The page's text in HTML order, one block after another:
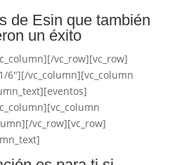
de Esin que también
un éxito
vc_row][vc_row]
6″][/vc_column][vc_column
vc_row][vc_row]